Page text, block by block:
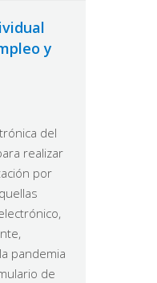
y
del
realizar
por
pandemia
de